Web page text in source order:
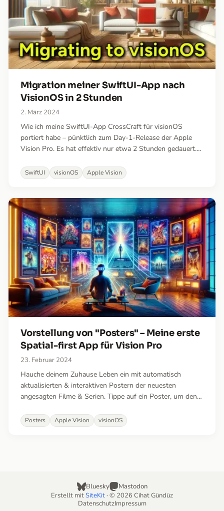
Migration meiner SwiftUI-App nach
VisionOS in 2 Stunden
2. März 2024
Wie ich meine SwiftUI-App CrossCraft für visionOS
portiert habe – pünktlich zum Day-1-Release der Apple
Vision Pro. Es hat effektiv nur etwa 2 Stunden gedauert.
zusammen.
SwiftUI visionOS Apple Vision
Vorstellung von "Posters" – Meine erste
Spatial-first App für Vision Pro
23. Februar 2024
Hauche deinem Zuhause Leben ein mit automatisch
aktualisierten & interaktiven Postern der neuesten
angesagten Filme & Serien. Tippe auf ein Poster, um den
wird, oder ein Kino in deiner Nähe zu finden. Die Zukunft
ist da!
Posters Apple Vision visionOS
Bluesky
Mastodon
Erstellt mitSiteKit· © 2026 Cihat Gündüz
DatenschutzImpressum